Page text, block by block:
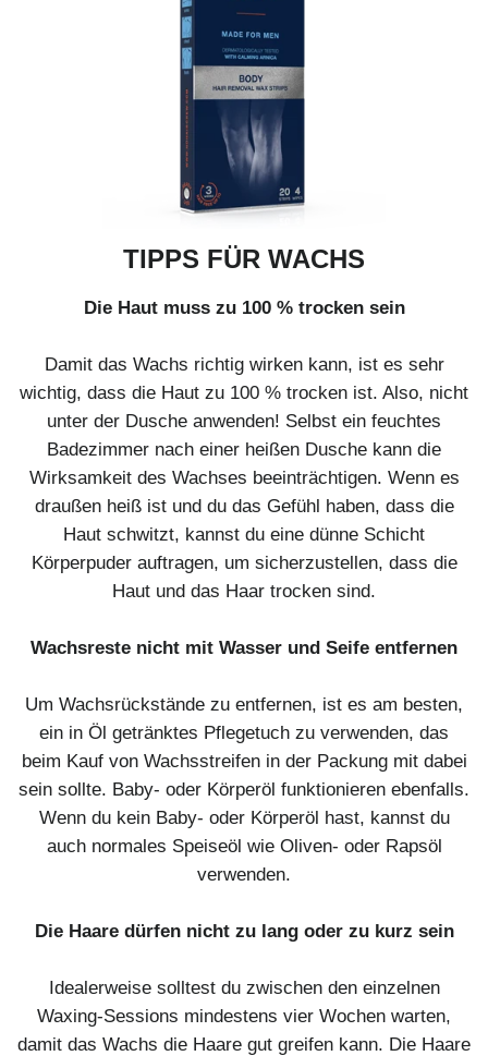
TIPPS FÜR WACHS
Die Haut muss zu 100 % trocken sein
Damit das Wachs richtig wirken kann, ist es sehr
wichtig, dass die Haut zu 100 % trocken ist. Also, nicht
unter der Dusche anwenden! Selbst ein feuchtes
Badezimmer nach einer heißen Dusche kann die
Wirksamkeit des Wachses beeinträchtigen. Wenn es
draußen heiß ist und du das Gefühl haben, dass die
Haut schwitzt, kannst du eine dünne Schicht
Körperpuder auftragen, um sicherzustellen, dass die
Haut und das Haar trocken sind.
Wachsreste nicht mit Wasser und Seife entfernen
Um Wachsrückstände zu entfernen, ist es am besten,
ein in Öl getränktes Pflegetuch zu verwenden, das
beim Kauf von Wachsstreifen in der Packung mit dabei
sein sollte. Baby- oder Körperöl funktionieren ebenfalls.
Wenn du kein Baby- oder Körperöl hast, kannst du
auch normales Speiseöl wie Oliven- oder Rapsöl
verwenden.
Die Haare dürfen nicht zu lang oder zu kurz sein
Idealerweise solltest du zwischen den einzelnen
Waxing-Sessions mindestens vier Wochen warten,
damit das Wachs die Haare gut greifen kann. Die Haare